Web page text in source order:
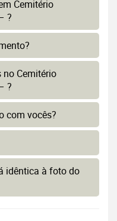
Cemitério
?
no Cemitério
?
com vocês?
idêntica à foto do